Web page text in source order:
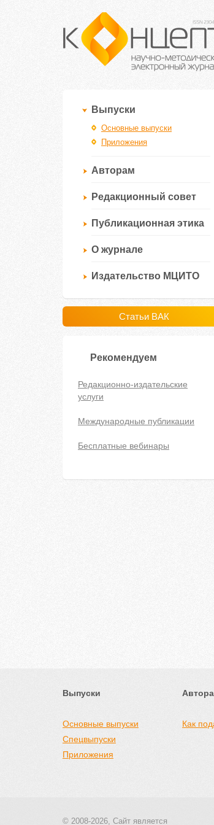
Выпуски
Основные выпуски
Приложения
Авторам
Редакционный совет
Публикационная этика
О журнале
Издательство МЦИТО
Статьи ВАК
Рекомендуем
Редакционно-издательские
услуги
Международные публикации
Бесплатные вебинары
Выпуски
Основные выпуски
Спецвыпуски
Приложения
Как
© 2008-2026, Сайт является